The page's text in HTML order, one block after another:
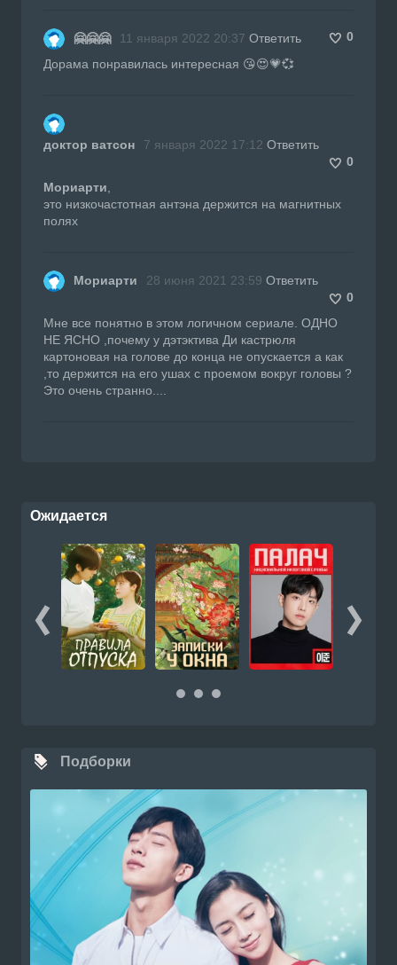
🤗🤗🤗 11 января 2022 20:37 Ответить
0
Дорама понравилась интересная 😘😍💗💞
доктор ватсон 7 января 2022 17:12 Ответить
0
Мориарти
это низкочастотная антэна держится на магнитных
полях
Мориарти 28 июня 2021 23:59 Ответить
0
Мне все понятно в этом логичном сериале. ОДНО
НЕ ЯСНО ,почему у дэтэктива Ди кастрюля
картоновая на голове до конца не опускается а как
,то держится на его ушах с проемом вокруг головы ?
Это очень странно....
Ожидается
Подборки